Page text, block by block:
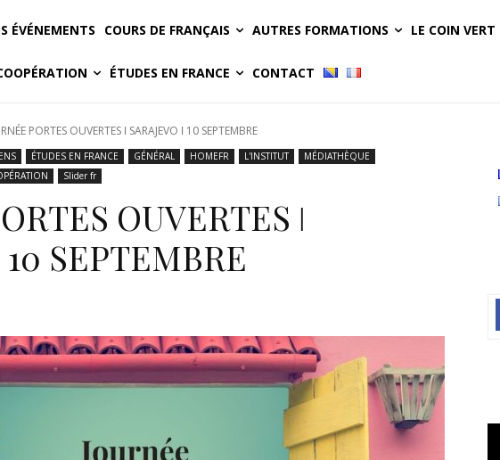
ÉVÉNEMENTS COURS DE FRANÇAIS AUTRES FORMATIONS LE COIN VERT
ÉTUDES EN FRANCE CONTACT
PORTES OUVERTES ǀ SARAJEVO ǀ 10 SEPTEMBRE
ÉTUDES EN FRANCE GÉNÉRAL HOMEFR L'INSTITUT
MÉDIATHÈQUE
Slider fr
OUVERTES ǀ
10 SEPTEMBRE